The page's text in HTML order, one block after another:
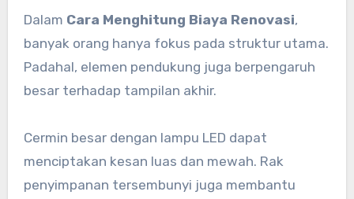
Dalam Cara Menghitung Biaya Renovasi,
banyak orang hanya fokus pada struktur utama.
Padahal, elemen pendukung juga berpengaruh
besar terhadap tampilan akhir.
Cermin besar dengan lampu LED dapat
menciptakan kesan luas dan mewah. Rak
penyimpanan tersembunyi juga membantu